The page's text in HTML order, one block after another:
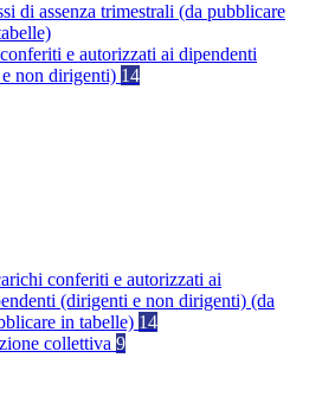
di assenza trimestrali (da pubblicare
e autorizzati ai dipendenti
non dirigenti) 14
conferiti e autorizzati ai
(dirigenti e non dirigenti) (da
in tabelle) 14
collettiva 9